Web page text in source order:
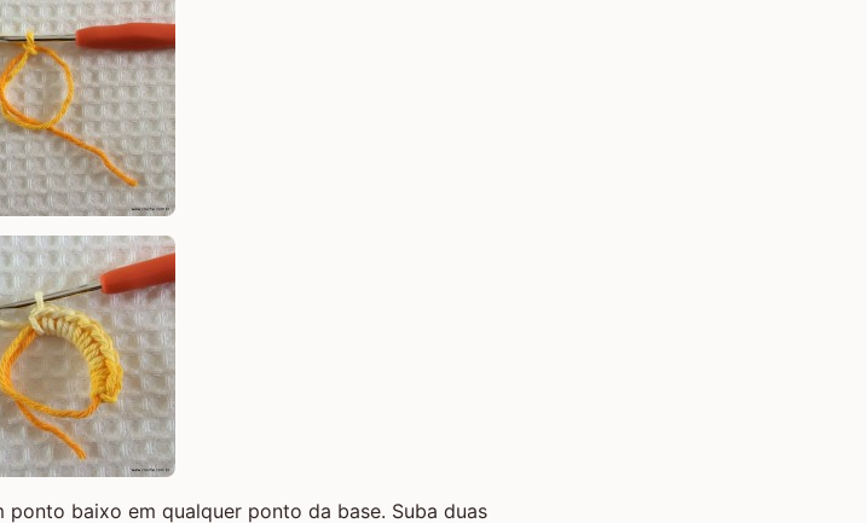
baixo em qualquer ponto da base. Suba duas